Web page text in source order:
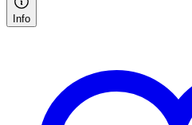
Info